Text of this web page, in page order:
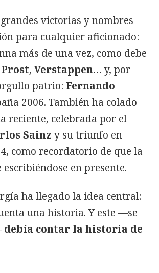
victorias y nombres
para cualquier aficionado:
más de una vez, como debe
Verstappen… y, por
patrio: Fernando
2006. También ha colado
reciente, celebrada por el
Sainz y su triunfo en
como recordatorio de que la
en presente.
ha llegado la idea central:
una historia. Y este —se
debía contar la historia de